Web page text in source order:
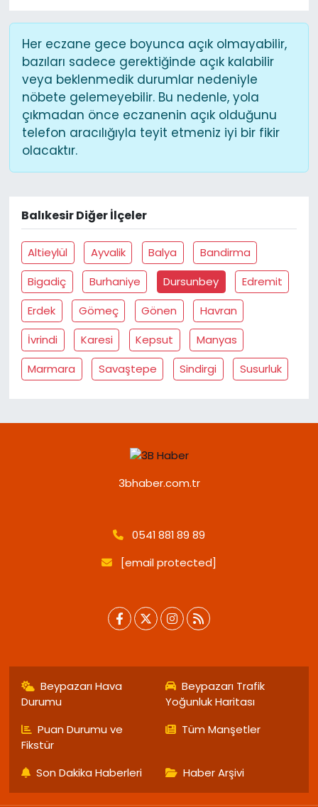
Her eczane gece boyunca açık olmayabilir,
bazıları sadece gerektiğinde açık kalabilir
veya beklenmedik durumlar nedeniyle
nöbete gelemeyebilir. Bu nedenle, yola
çıkmadan önce eczanenin açık olduğunu
telefon aracılığıyla teyit etmeniz iyi bir fikir
olacaktır.
Balıkesir Diğer İlçeler
Altieylül Ayvalik Balya
Bandirma
Bigadiç
Burhaniye Dursunbey
Edremit
Erdek
Gömeç Gönen
Havran
İvrindi
Karesi Kepsut
Manyas
Marmara
Savaştepe Sindirgi Susurluk
3bhaber.com.tr
0541 881 89 89
[email protected]
Beypazarı Hava
Durumu
Beypazarı Trafik
Yoğunluk Haritası
Puan Durumu ve
Fikstür
Tüm Manşetler
Son Dakika Haberleri Haber Arşivi